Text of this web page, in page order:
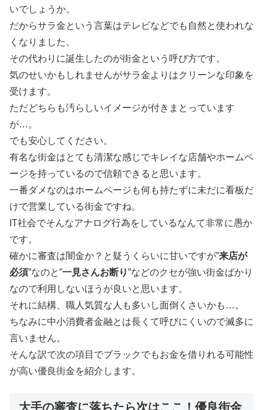
いでしょうか。
だからサラ金という言葉はテレビなどでも自然と使われな
くなりました。
その代わりに誕生したのが街金という呼び方です。
気のせいかもしれませんがサラ金よりはクリーンな印象を
受けます。
ただどちらも汚らしいイメージが付きまとっています
が…。
でも安心してください。
有名な街金はとても清潔な感じでキレイな店舗やホームペ
ージを持っているので信頼できると思います。
一番ダメなのはホームページも何も持たずに未だに看板だ
けで営業している街金ですね。
IT社会でそんなアナログ行為をしているなんて非常に愚か
です。
確かに審査は闇金か？と疑うくらいに甘いですが”来店が
必須”なのと”一見さんお断り”などのクセが強い街金ばかり
なので利用しないほうが良いと思います。
それに結構、職人気質な人も多いし面倒くさいかも…。
ちなみに中小消費者金融とは長くて呼びにくいので滅多に
言いません。
そんな訳で次の項目でブラックでもお金を借りれる可能性
が高い優良街金を紹介します。
大手の審査に落ちたら次はここ！優良街金